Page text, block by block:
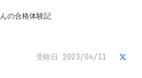
の合格体験記
受験日 2023/04/11